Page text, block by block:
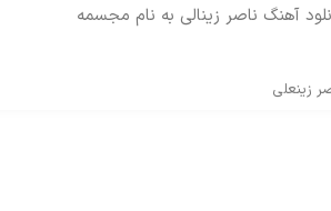
آهنگ ناصر زینالی به نام مجسمه
زینعلی